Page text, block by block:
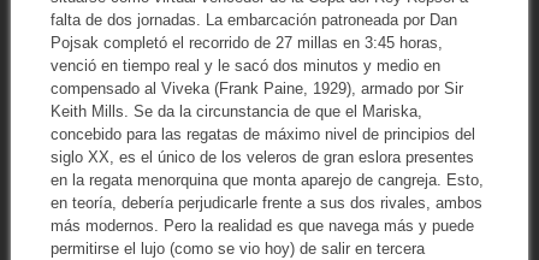
falta de dos jornadas. La embarcación patroneada por Dan
Pojsak completó el recorrido de 27 millas en 3:45 horas,
venció en tiempo real y le sacó dos minutos y medio en
compensado al Viveka (Frank Paine, 1929), armado por Sir
Keith Mills. Se da la circunstancia de que el Mariska,
concebido para las regatas de máximo nivel de principios del
siglo XX, es el único de los veleros de gran eslora presentes
en la regata menorquina que monta aparejo de cangreja. Esto,
en teoría, debería perjudicarle frente a sus dos rivales, ambos
más modernos. Pero la realidad es que navega más y puede
permitirse el lujo (como se vio hoy) de salir en tercera